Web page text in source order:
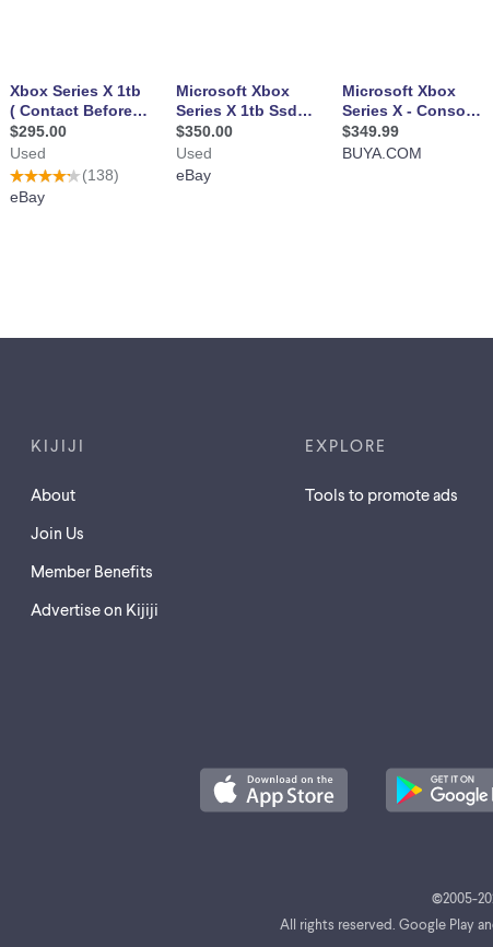
KIJIJI
About
Join Us
Member Benefits
Advertise on Kijiji
EXPLORE
Tools to promote ads
©2005-
All rights reserved. Google Play